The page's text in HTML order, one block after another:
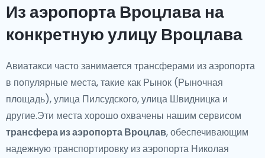
Из аэропорта Вроцлава на
конкретную улицу Вроцлава
Авиатакси часто занимается трансферами из аэропорта
в популярные места, такие как Рынок (Рыночная
площадь), улица Пилсудского, улица Швидницка и
другие.Эти места хорошо охвачены нашим сервисом
трансфера из аэропорта Вроцлав, обеспечивающим
надежную транспортировку из аэропорта Николая